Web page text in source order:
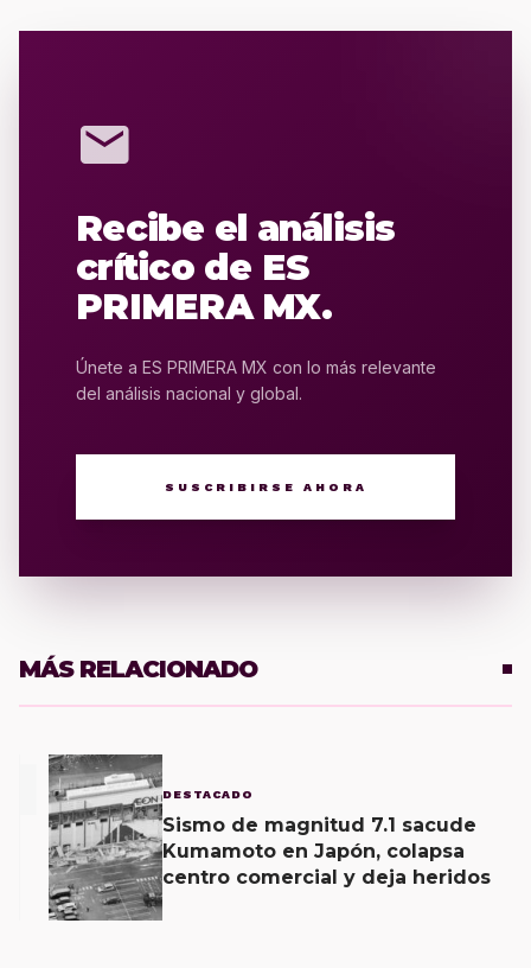
mail
Recibe el análisis
crítico de ES
PRIMERA MX.
Únete a ES PRIMERA MX con lo más relevante
del análisis nacional y global.
SUSCRIBIRSE AHORA
MÁS RELACIONADO
DESTACADO
Sismo de magnitud 7.1 sacude
Kumamoto en Japón, colapsa
centro comercial y deja heridos